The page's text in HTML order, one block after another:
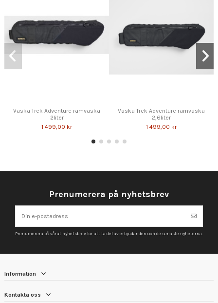
Väska Trek Adventure ramväska
2liter
1 499,00 kr
Väska Trek Adventure ramväska
2,6liter
1 499,00 kr
Prenumerera på nyhetsbrev
Prenumerera på vårat nyhetsbrev för att ta del av erbjudanden och de senaste nyheterna.
Information
Kontakta oss